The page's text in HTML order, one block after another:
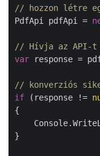
// hozzon létre
PdfApi pdfApi =
// Hívja az API-t a
var response =
// konverziós
if (response !=
{
}